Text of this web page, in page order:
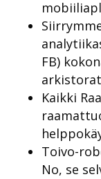
FB)
Kaikki
Toivo-
No, se